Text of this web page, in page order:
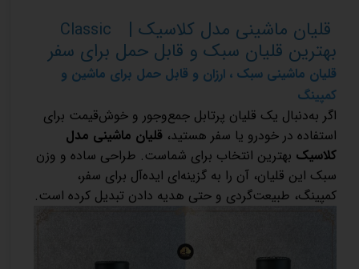
قلیان ماشینی مدل کلاسیک | Classic
بهترین قلیان سبک و قابل حمل برای سفر
قلیان ماشینی سبک ، ارزان و قابل حمل برای ماشین و
کمپینگ
اگر به‌دنبال یک قلیان پرتابل جمع‌وجور و خوش‌قیمت برای
استفاده در خودرو یا سفر هستید، قلیان ماشینی مدل
کلاسیک بهترین انتخاب برای شماست. طراحی ساده و وزن
سبک این قلیان، آن را به گزینه‌ای ایده‌آل برای سفر،
کمپینگ، طبیعت‌گردی و حتی هدیه دادن تبدیل کرده است.